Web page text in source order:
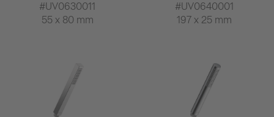
#UV0630011
55 x 80 mm
#UV0640001
197 x 25 mm